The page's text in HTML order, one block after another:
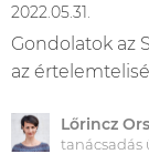
2022.05.31.
Gondolatok az
az
Lőrincz
tanácsadás